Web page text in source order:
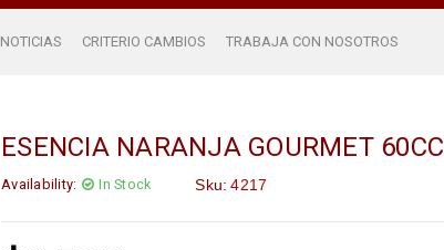
NOTICIAS CRITERIO CAMBIOS TRABAJA CON NOSOTROS
ESENCIA NARANJA GOURMET 60CC
Availability: In Stock Sku: 4217